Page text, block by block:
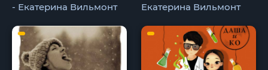
- Екатерина Вильмонт
Екатерина Вильмонт